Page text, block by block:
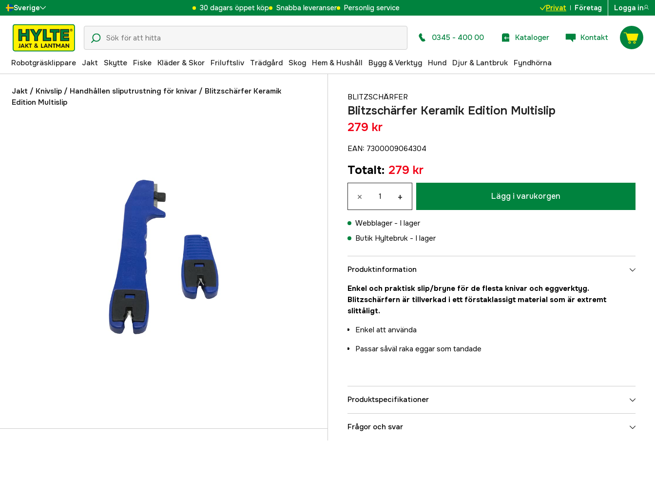
Sverige
Danmark
Suomi
Norge
Deutschland
30 dagars öppet köp Snabba leveranser Personlig service Privat Företag Logga in
0345 - 400 00 Kataloger Kontakt
Robotgräsklippare Jakt Skytte Fiske Kläder & Skor Friluftsliv Trädgård Skog Hem & Hushåll Bygg & Verktyg Hund Djur & Lantbruk Fyndhörna
Jakt / Knivslip / Handhållen sliputrustning för knivar / Blitzschärfer Keramik
Edition Multislip
BLITZSCHÄRFER
Blitzschärfer Keramik Edition Multislip
279 kr
EAN: 7300009064304
Totalt: 279 kr
× + Lägg i varukorgen
Webblager - I lager
Butik Hyltebruk - I lager
Produktinformation
Enkel och praktisk slip/bryne för de flesta knivar och eggverktyg.
Blitzschärfern är tillverkad i ett förstaklassigt material som är extremt
slittåligt.
Enkel att använda
Passar såväl raka eggar som tandade
Produktspecifikationer
Referensnummer
Frågor och svar